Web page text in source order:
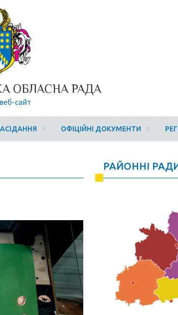
ОБЛАСНА РАДА
сайт
ОФІЦІЙНІ ДОКУМЕНТИ
РАЙОННІ